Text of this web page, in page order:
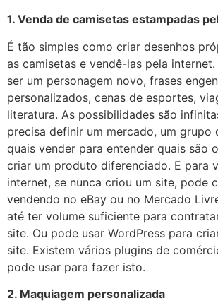
1. Venda de camisetas estampadas
É tão simples como criar desenhos
as camisetas e vendê-las pela
ser um personagem novo, frases
personalizados, cenas de esportes,
literatura. As possibilidades são
precisa definir um mercado, um grupo
quais vender para entender quais são
criar um produto diferenciado. E para
internet, se nunca criou um site, pode
vendendo no eBay ou no Mercado
até ter volume suficiente para
site. Ou pode usar WordPress para
site. Existem vários plugins de
pode usar para fazer isto.
2. Maquiagem personalizada